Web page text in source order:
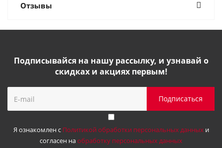
Отзывы
Подписывайся на нашу рассылку, и узнавай о
скидках и акциях первым!
Я ознакомлен с Политикой обработки персональных данныхи
согласен наобработку персональных данных